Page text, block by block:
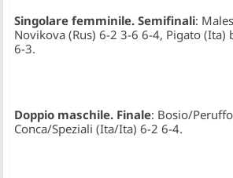
Singolare femminile. Semifinali:
Novikova (Rus) 6-2 3-6 6-4, Pigato (Ita)
6-3.
Doppio maschile. Finale: Bosio/
Conca/Speziali (Ita/Ita) 6-2 6-4.